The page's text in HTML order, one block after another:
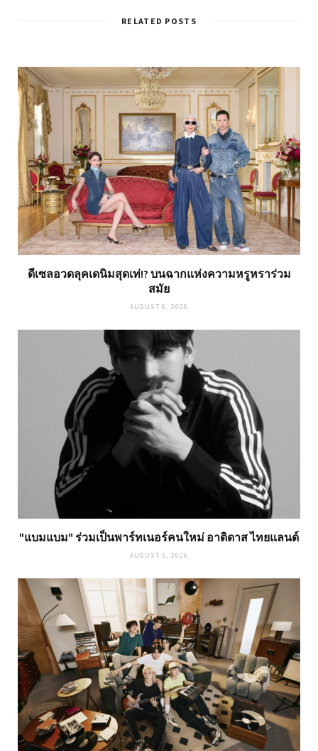
RELATED POSTS
ดีเซลอวดลุคเดนิมสุดเท่!? บนฉากแห่งความหรูหราร่วม
สมัย
AUGUST 6, 2026
"แบมแบม" ร่วมเป็นพาร์ทเนอร์คนใหม่ อาดิดาส ไทยแลนด์
AUGUST 5, 2026